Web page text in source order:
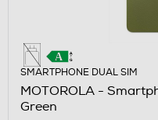
SMARTPHONE DUAL SIM
MOTOROLA -
Green